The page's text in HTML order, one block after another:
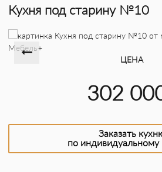
Кухня под старину №10
ЦЕНА
302
Заказать
по индивидуальному